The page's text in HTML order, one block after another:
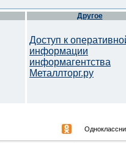
Другое
Доступ к
информации
информагентства
Металлторг.ру